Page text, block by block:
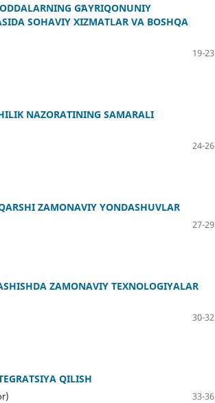
GʻAYRIQONUNIY
SOHAVIY XIZMATLAR VA BOSHQA
19-23
NAZORATINING SAMARALI
24-26
ZAMONAVIY YONDASHUVLAR
27-29
ZAMONAVIY TEXNOLOGIYALAR
30-32
QILISH
33-36